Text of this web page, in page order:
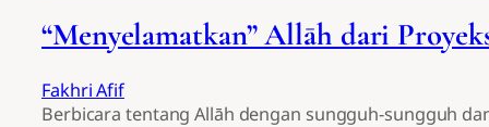
“Menyelamatkan” Allāh dari
Fakhri Afif
Berbicara tentang Allāh dengan sungguh-sungguh